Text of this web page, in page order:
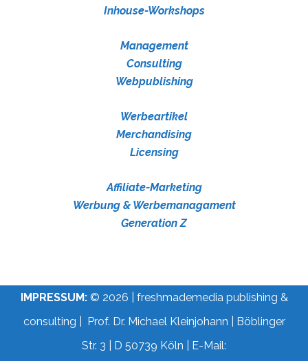
Inhouse-Workshops
Management
Consulting
Webpublishing
Werbeartikel
Merchandising
Licensing
Affiliate-Marketing
Werbung & Werbemanagament
Generation Z
IMPRESSUM:© 2026 | freshmademedia publishing &
consulting | Prof. Dr. Michael Kleinjohann | Böblinger
Str. 3 | D 50739 Köln | E-Mail: